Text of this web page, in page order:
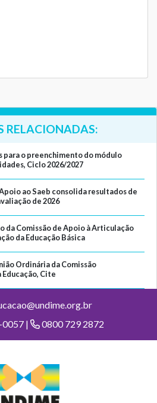
RELACIONADAS:
o preenchimento do módulo
Ciclo 2026/2027
ao Saeb consolida resultados de
de 2026
da Comissão de Apoio à Articulação
da Educação Básica
Ordinária da Comissão
Cite
|
0800 729 2872